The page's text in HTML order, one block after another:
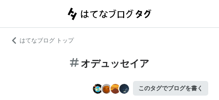
はてなブログ トップ
オデュッセイア
このタグでブログを書く